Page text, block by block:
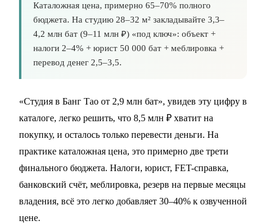
Каталожная цена, примерно 65–70% полного
бюджета. На студию 28–32 м² закладывайте 3,3–
4,2 млн бат (9–11 млн ₽) «под ключ»: объект +
налоги 2–4% + юрист 50 000 бат + меблировка +
перевод денег 2,5–3,5.
«Студия в Банг Тао от 2,9 млн бат», увидев эту цифру в
каталоге, легко решить, что 8,5 млн ₽ хватит на
покупку, и осталось только перевести деньги. На
практике каталожная цена, это примерно две трети
финального бюджета. Налоги, юрист, FET-справка,
банковский счёт, меблировка, резерв на первые месяцы
владения, всё это легко добавляет 30–40% к озвученной
цене.